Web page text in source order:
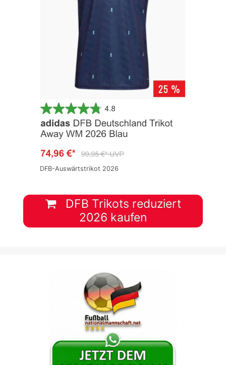
DFB-Auswärtstrikot 2026
DFB Trikots reduziert
2026 kaufen